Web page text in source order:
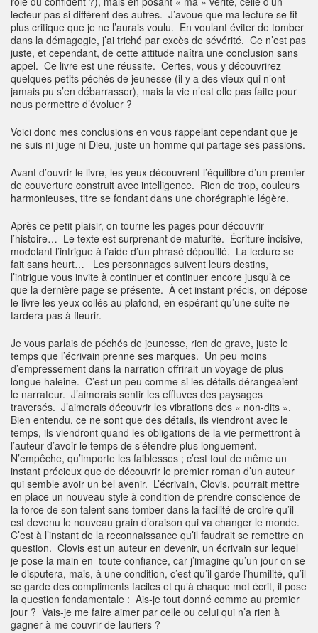
lecteur pas si différent des autres. J’avoue que ma lecture se fit
plus critique que je ne l’aurais voulu. En voulant éviter de tomber
dans la démagogie, j’ai triché par excès de sévérité. Ce n’est pas
juste, et cependant, de cette attitude naîtra une conclusion sans
appel. Ce livre est une réussite. Certes, vous y découvrirez
quelques petits péchés de jeunesse (il y a des vieux qui n’ont
jamais pu s’en débarrasser), mais la vie n’est elle pas faite pour
nous permettre d’évoluer ?
Voici donc mes conclusions en vous rappelant cependant que je
ne suis ni juge ni Dieu, juste un homme qui partage ses passions.
Avant d’ouvrir le livre, les yeux découvrent l’équilibre d’un premier
de couverture construit avec intelligence. Rien de trop, couleurs
harmonieuses, titre se fondant dans une chorégraphie légère.
Après ce petit plaisir, on tourne les pages pour découvrir
l’histoire… Le texte est surprenant de maturité. Écriture incisive,
modelant l’intrigue à l’aide d’un phrasé dépouillé. La lecture se
fait sans heurt… Les personnages suivent leurs destins,
l’intrigue vous invite à continuer et continuer encore jusqu’à ce
que la dernière page se présente. À cet instant précis, on dépose
le livre les yeux collés au plafond, en espérant qu’une suite ne
tardera pas à fleurir.
Je vous parlais de péchés de jeunesse, rien de grave, juste le
temps que l’écrivain prenne ses marques. Un peu moins
d’empressement dans la narration offrirait un voyage de plus
longue haleine. C’est un peu comme si les détails dérangeaient
le narrateur. J’aimerais sentir les effluves des paysages
traversés. J’aimerais découvrir les vibrations des « non-dits ».
Bien entendu, ce ne sont que des détails, ils viendront avec le
temps, ils viendront quand les obligations de la vie permettront à
l’auteur d’avoir le temps de s’étendre plus longuement.
N’empêche, qu’importe les faiblesses ; c’est tout de même un
instant précieux que de découvrir le premier roman d’un auteur
qui semble avoir un bel avenir. L’écrivain, Clovis, pourrait mettre
en place un nouveau style à condition de prendre conscience de
la force de son talent sans tomber dans la facilité de croire qu’il
est devenu le nouveau grain d’oraison qui va changer le monde.
C’est à l’instant de la reconnaissance qu’il faudrait se remettre en
question. Clovis est un auteur en devenir, un écrivain sur lequel
je pose la main en toute confiance, car j’imagine qu’un jour on se
le disputera, mais, à une condition, c’est qu’il garde l’humilité, qu’il
se garde des compliments faciles et qu’à chaque mot écrit, il pose
la question fondamentale : Ais-je tout donné comme au premier
jour ? Vais-je me faire aimer par celle ou celui qui n’a rien à
gagner à me couvrir de lauriers ?